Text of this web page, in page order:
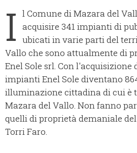
I l Comune di Mazara del
acquisire 341 impianti di
ubicati in varie parti del
Vallo che sono attualmente di
Enel Sole srl. Con
impianti Enel Sole diventano
illuminazione cittadina di cui è
Mazara del Vallo. Non fanno
quelli di proprietà demaniale
Torri Faro.